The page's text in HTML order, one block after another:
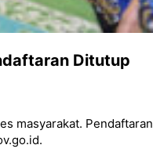
Ditutup
masyarakat. Pendaftaran